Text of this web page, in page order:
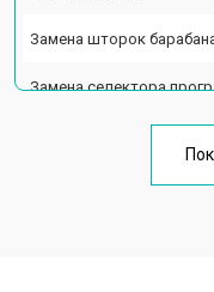
Замена шторок
Замена селектора
Замена опоры бака